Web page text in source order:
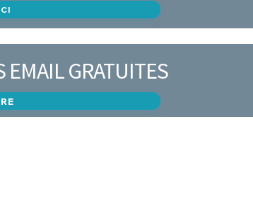
EMAIL GRATUITES